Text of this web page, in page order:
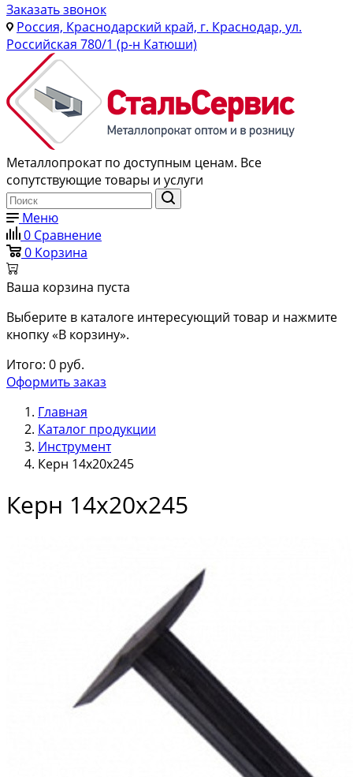
Заказать звонок
Россия, Краснодарский край, г. Краснодар, ул.
Российская 780/1 (р-н Катюши)
Металлопрокат по доступным ценам. Все
сопутствующие товары и услуги
Меню
0 Сравнение
0 Корзина
Ваша корзина пуста
Выберите в каталоге интересующий товар и нажмите
кнопку «В корзину».
Итого: 0 руб.
Оформить заказ
Главная
Каталог продукции
Инструмент
Керн 14х20х245
Керн 14х20х245